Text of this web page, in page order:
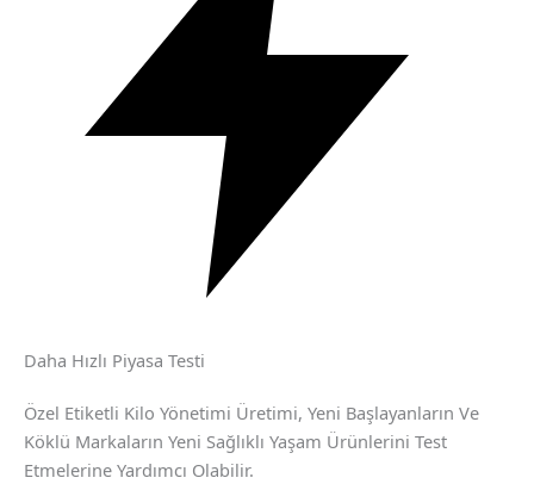
Daha Hızlı Piyasa Testi
Özel Etiketli Kilo Yönetimi Üretimi, Yeni Başlayanların Ve
Köklü Markaların Yeni Sağlıklı Yaşam Ürünlerini Test
Etmelerine Yardımcı Olabilir.